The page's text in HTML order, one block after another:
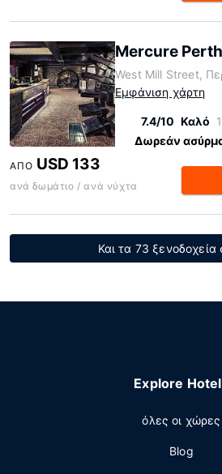
Mercure
West Mill Street,
Εμφάνιση χάρτη
7.4/10 Καλό
Δωρεάν
ΑΠΌ USD 133
ανά δωμάτιο / ανά νύχτα
Και τα 73 ξενοδοχεία
Explore
όλες οι χώρες
Blog